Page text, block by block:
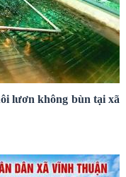
lươn không bùn tại xã